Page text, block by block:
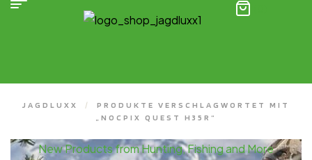
JAGDLUXX /
PRODUKTE VERSCHLAGWORTET MIT
„NOCPIX QUEST H35R“
New Products from Hunting, Fishing and More